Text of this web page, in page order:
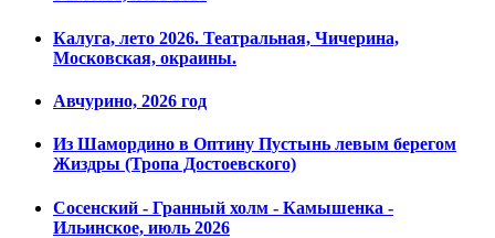
Калуга, лето 2026. Театральная, Чичерина,
Московская, окраины.
Авчурино, 2026 год
Из Шамордино в Оптину Пустынь левым берегом
Жиздры (Тропа Достоевского)
Сосенский - Гранный холм - Камышенка -
Ильинское, июль 2026